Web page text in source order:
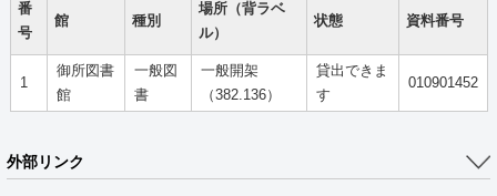
番
号
館 種別
場所（背ラベ
ル）
状態 資料番号
1
御所図書
館
一般図
書
一般開架
（382.136）
貸出できま
す
010901452
外部リンク